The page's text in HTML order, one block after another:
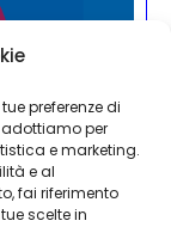
preferenze di
per
e marketing.
e al
fai riferimento
scelte in